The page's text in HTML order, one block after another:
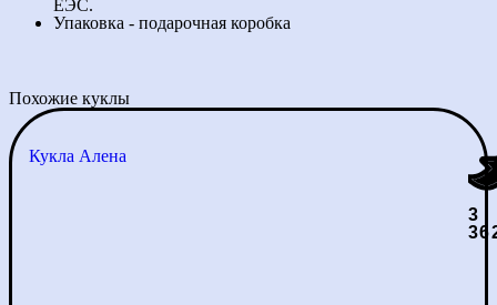
ЕЭС.
Упаковка - подарочная коробка
Похожие куклы
Кукла Алена
3